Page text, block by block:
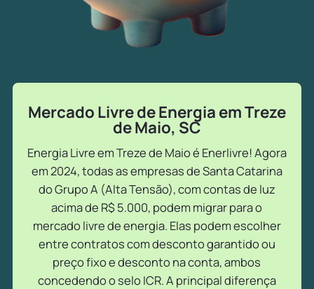
Mercado Livre de Energia em Treze
de Maio, SC
Energia Livre em Treze de Maio é Enerlivre! Agora
em 2024, todas as empresas de Santa Catarina
do Grupo A (Alta Tensão), com contas de luz
acima de R$ 5.000, podem migrar para o
mercado livre de energia. Elas podem escolher
entre contratos com desconto garantido ou
preço fixo e desconto na conta, ambos
concedendo o selo ICR. A principal diferença